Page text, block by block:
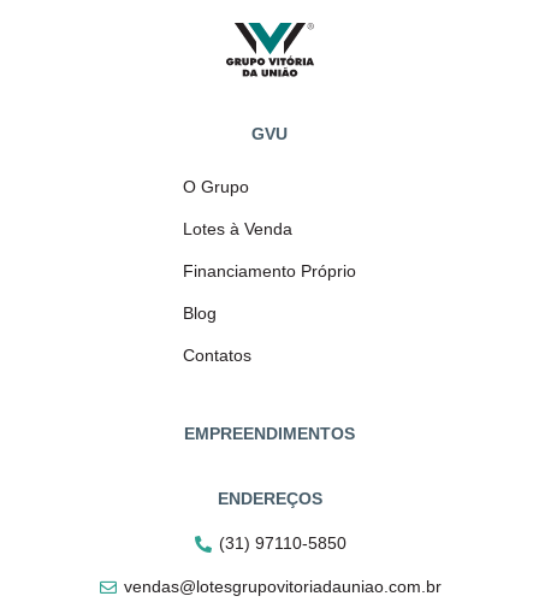
GVU
O Grupo
Lotes à Venda
Financiamento Próprio
Blog
Contatos
EMPREENDIMENTOS
ENDEREÇOS
(31) 97110-5850
vendas@lotesgrupovitoriadauniao.com.br